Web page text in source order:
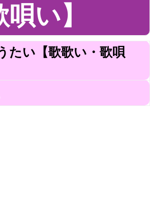
い】
たい【歌歌い・歌唄